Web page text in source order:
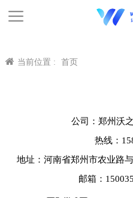
当前位置 : 首页
公司：郑州沃
热线：
地址：河南省郑州市农业路
邮箱：